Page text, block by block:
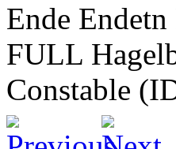
Ende Endetn
FULL
Constable